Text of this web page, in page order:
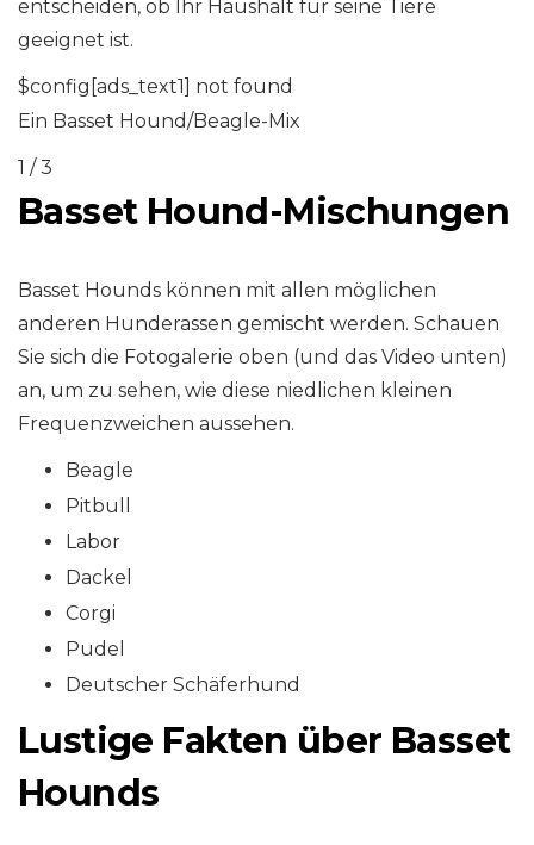
entscheiden, ob Ihr Haushalt für seine Tiere
geeignet ist.
$config[ads_text1] not found
Ein Basset Hound/Beagle-Mix
1 / 3
Basset Hound-Mischungen
Basset Hounds können mit allen möglichen
anderen Hunderassen gemischt werden. Schauen
Sie sich die Fotogalerie oben (und das Video unten)
an, um zu sehen, wie diese niedlichen kleinen
Frequenzweichen aussehen.
Beagle
Pitbull
Labor
Dackel
Corgi
Pudel
Deutscher Schäferhund
Lustige Fakten über Basset
Hounds